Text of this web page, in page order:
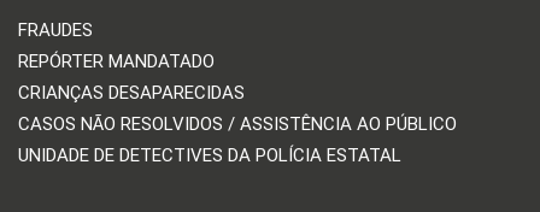
FRAUDES
REPÓRTER MANDATADO
CRIANÇAS DESAPARECIDAS
CASOS NÃO RESOLVIDOS / ASSISTÊNCIA AO PÚBLICO
UNIDADE DE DETECTIVES DA POLÍCIA ESTATAL